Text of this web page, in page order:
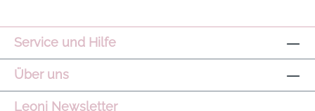
Service und Hilfe
Über uns
Leoni Newsletter